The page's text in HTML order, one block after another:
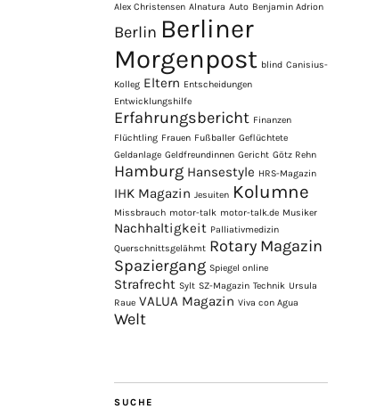
Alex Christensen Alnatura Auto Benjamin Adrion
Berlin Berliner
Morgenpost blind Canisius-
Kolleg Eltern Entscheidungen
Entwicklungshilfe
Erfahrungsbericht Finanzen
Flüchtling Frauen Fußballer Geflüchtete
Geldanlage Geldfreundinnen Gericht Götz Rehn
Hamburg Hansestyle HRS-Magazin
IHK Magazin Jesuiten Kolumne
Missbrauch motor-talk motor-talk.de Musiker
Nachhaltigkeit Palliativmedizin
Querschnittsgelähmt Rotary Magazin
Spaziergang Spiegel online
Strafrecht Sylt SZ-Magazin Technik Ursula
Raue VALUA Magazin Viva con Agua
Welt
SUCHE